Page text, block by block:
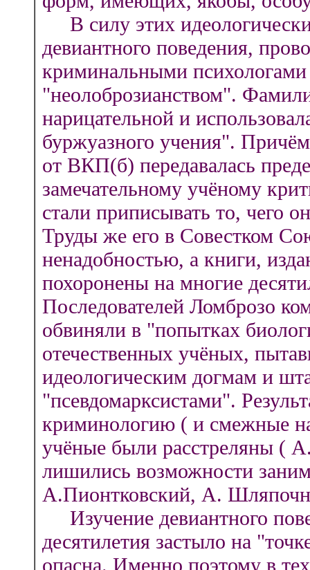
В силу этих
девиантного поведения,
криминальными
"неолоброзианством".
нарицательной и
буржуазного учения".
от ВКП(б) передавалась
замечательному учёному
стали приписывать то, чего
Труды же его в Совестком
ненадобностью, а книги,
похоронены на многие
Последователей Ломброзо
обвиняли в "попытках
отечественных учёных,
идеологическим догмам и
"псевдомарксистами".
криминологию ( и смежные
учёные были расстреляны (
лишились возможности
А.Пионтковский, А.
Изучение девиантного
десятилетия застыло на
опасна. Именно поэтому в